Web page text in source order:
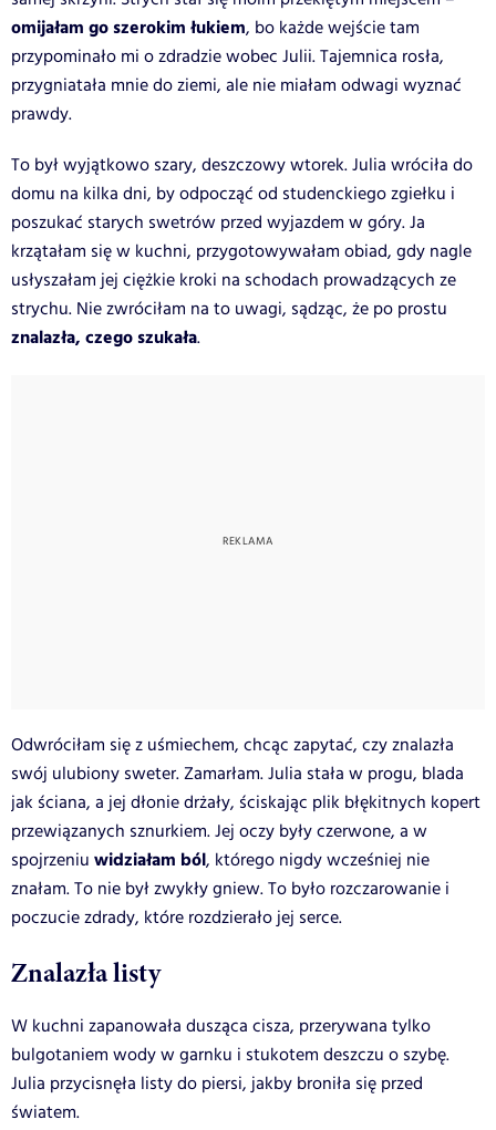
omijałam go szerokim łukiem, bo każde wejście tam
przypominało mi o zdradzie wobec Julii. Tajemnica rosła,
przygniatała mnie do ziemi, ale nie miałam odwagi wyznać
prawdy.
To był wyjątkowo szary, deszczowy wtorek. Julia wróciła do
domu na kilka dni, by odpocząć od studenckiego zgiełku i
poszukać starych swetrów przed wyjazdem w góry. Ja
krzątałam się w kuchni, przygotowywałam obiad, gdy nagle
usłyszałam jej ciężkie kroki na schodach prowadzących ze
strychu. Nie zwróciłam na to uwagi, sądząc, że po prostu
znalazła, czego szukała.
Odwróciłam się z uśmiechem, chcąc zapytać, czy znalazła
swój ulubiony sweter. Zamarłam. Julia stała w progu, blada
jak ściana, a jej dłonie drżały, ściskając plik błękitnych kopert
przewiązanych sznurkiem. Jej oczy były czerwone, a w
spojrzeniu widziałam ból, którego nigdy wcześniej nie
znałam. To nie był zwykły gniew. To było rozczarowanie i
poczucie zdrady, które rozdzierało jej serce.
Znalazła listy
W kuchni zapanowała dusząca cisza, przerywana tylko
bulgotaniem wody w garnku i stukotem deszczu o szybę.
Julia przycisnęła listy do piersi, jakby broniła się przed
światem.